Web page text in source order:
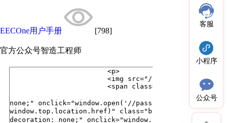
EECOne用户手册 [798]
官方公众号智造工程师
客服
小程序
公众号